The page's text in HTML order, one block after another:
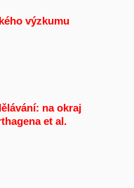
výzkumu
na okraj
et al.